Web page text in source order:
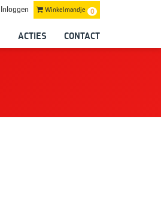
Inloggen Winkelmandje 0
ACTIES CONTACT